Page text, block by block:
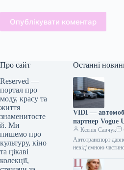
Опублікувати коментар
Про сайт
Reserved —
портал про
моду, красу та
життя
знаменитосте
й. Ми
пишемо про
культуру, кіно
та цікаві
колекції,
Останні
VIDI —
партнер Vogue
Gala: які
представлені на
Ксенія Савчук
Автотранспорт
невід’ємною
роботу та дім,